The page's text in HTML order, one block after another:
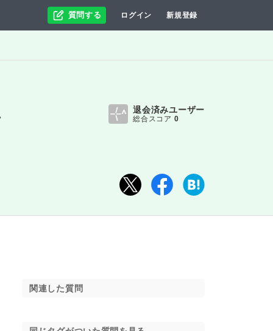
質問する ログイン 新規登録
退会済みユーザー
総合スコア 0
関連した質問